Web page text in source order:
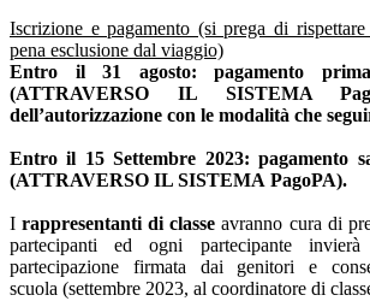
Iscrizione e pagamento (si prega di
pena esclusione dal viaggio)
Entro il 31 agosto: pagamento
(ATTRAVERSO IL SISTEMA
dell’autorizzazione con le modalità che
Entro il 15 Settembre 2023: pagamento
(ATTRAVERSO IL SISTEMA PagoPA).
Irappresentanti di classe avranno cura di
partecipanti ed ogni partecipante invierà
partecipazione firmata dai genitori e
scuola (settembre 2023, al coordinatore di